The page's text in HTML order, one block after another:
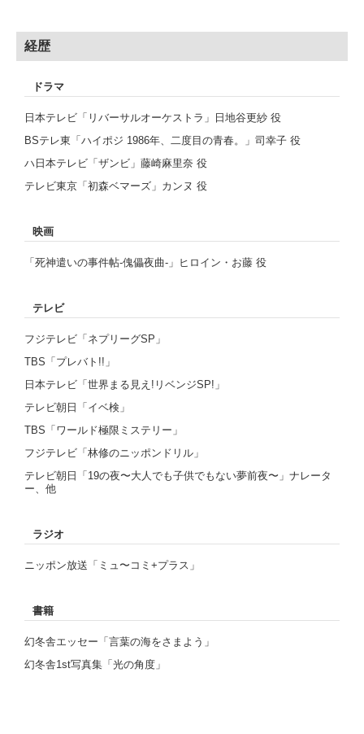
経歴
ドラマ
⽇本テレビ「リバーサルオーケストラ」⽇地⾕更紗 役
BSテレ東「ハイポジ 1986年、⼆度⽬の⻘春。」司幸⼦ 役
ハ⽇本テレビ「ザンビ」藤崎⿇⾥奈 役
テレビ東京「初森ベマーズ」カンヌ 役
映画
「死神遣いの事件帖-傀儡夜曲-」ヒロイン・お藤 役
テレビ
フジテレビ「ネプリーグSP」
TBS「プレバト!!」
⽇本テレビ「世界まる⾒え!リベンジSP!」
テレビ朝⽇「イベ検」
TBS「ワールド極限ミステリー」
フジテレビ「林修のニッポンドリル」
テレビ朝⽇「19の夜〜⼤⼈でも⼦供でもない夢前夜〜」ナレータ
ー、他
ラジオ
ニッポン放送「ミュ〜コミ+プラス」
書籍
幻冬舎エッセー「⾔葉の海をさまよう」
幻冬舎1st写真集「光の⾓度」